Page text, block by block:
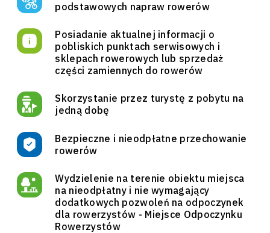
podstawowych napraw rowerów
Posiadanie aktualnej informacji o
pobliskich punktach serwisowych i
sklepach rowerowych lub sprzedaż
części zamiennych do rowerów
Skorzystanie przez turystę z pobytu na
jedną dobę
Bezpieczne i nieodpłatne przechowanie
rowerów
Wydzielenie na terenie obiektu miejsca
na nieodpłatny i nie wymagający
dodatkowych pozwoleń na odpoczynek
dla rowerzystów - Miejsce Odpoczynku
Rowerzystów